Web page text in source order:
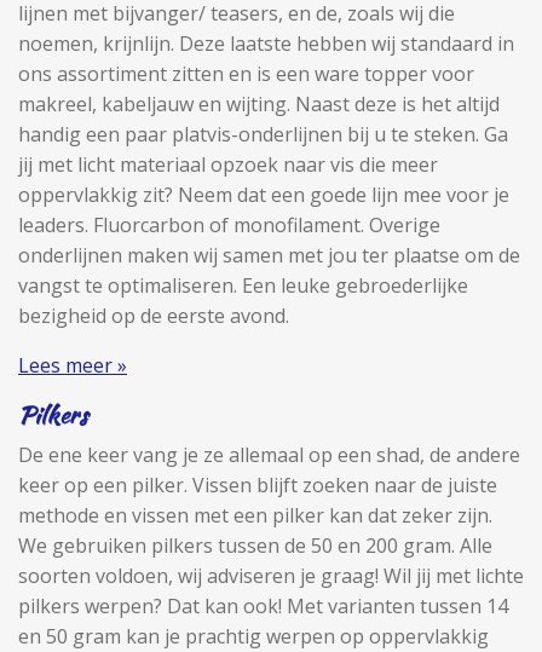
lijnen met bijvanger/ teasers, en de, zoals wij die
noemen, krijnlijn. Deze laatste hebben wij standaard in
ons assortiment zitten en is een ware topper voor
makreel, kabeljauw en wijting. Naast deze is het altijd
handig een paar platvis-onderlijnen bij u te steken. Ga
jij met licht materiaal opzoek naar vis die meer
oppervlakkig zit? Neem dat een goede lijn mee voor je
leaders. Fluorcarbon of monofilament. Overige
onderlijnen maken wij samen met jou ter plaatse om de
vangst te optimaliseren. Een leuke gebroederlijke
bezigheid op de eerste avond.
Lees meer »
Pilkers
De ene keer vang je ze allemaal op een shad, de andere
keer op een pilker. Vissen blijft zoeken naar de juiste
methode en vissen met een pilker kan dat zeker zijn.
We gebruiken pilkers tussen de 50 en 200 gram. Alle
soorten voldoen, wij adviseren je graag! Wil jij met lichte
pilkers werpen? Dat kan ook! Met varianten tussen 14
en 50 gram kan je prachtig werpen op oppervlakkig